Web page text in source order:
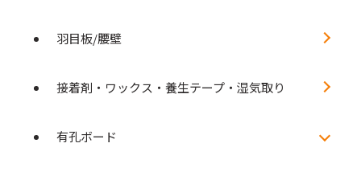
羽目板/腰壁
接着剤・ワックス・養生テープ・湿気取り
有孔ボード